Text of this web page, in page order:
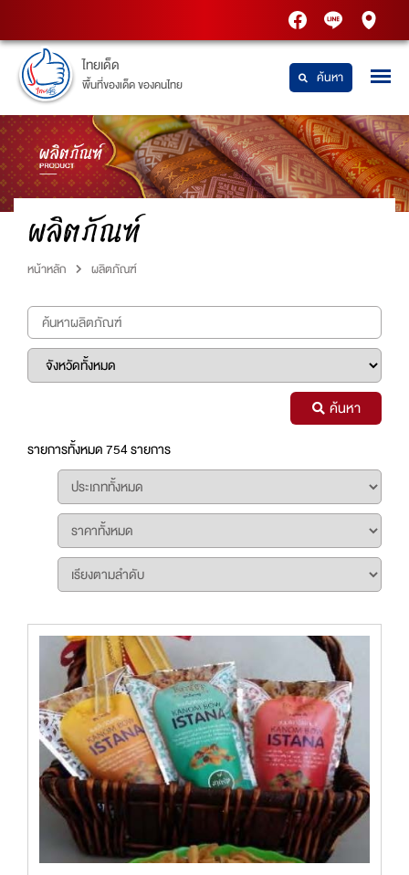
PTT
PTT
ไทยเด็ด
พื้นที่ของเด็ด ของคนไทย ค้นหา
ผลิตภัณฑ์
หน้าหลัก ผลิตภัณฑ์
ค้นหา
รายการทั้งหมด 754 รายการ